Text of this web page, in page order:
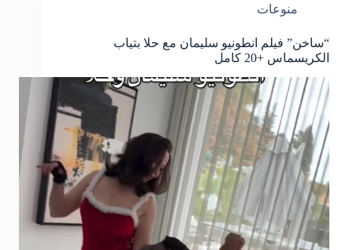
منوعات
“ساخن” فيلم انطونيو سليمان مع حلا بتياب
الكريسماس +20 كامل